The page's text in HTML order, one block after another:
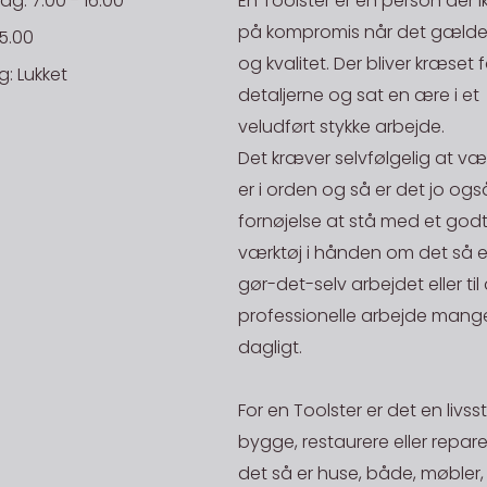
stilles, hvis
ansvar.
20kg og
De priser,
gælder for
Afhent på
Alle vare
Toolster Aps
Industrivej
på en aktiv
på lager.
STORKØB
Har du en
mand og
være i en
mængde af
fået stjålet
vender
kontakter/
EAN:
Rekv. Nr.:
NB: Ordre
200,-
Lukket
på kompromis når det
og kvalitet. Der bliver kræset
detaljerne og sat en ære i et
veludført stykke arbejde.
Det kræver selvfølgelig at
er i orden og så er det jo
fornøjelse at stå med et
værktøj i hånden om det så
gør-det-selv arbejdet eller til
professionelle arbejde
dagligt.
For en Toolster er det en
bygge, restaurere eller
det så er huse, både, møbler,